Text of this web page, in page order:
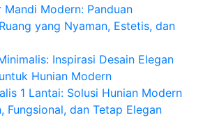
Mandi Modern: Panduan
yang Nyaman, Estetis, dan
Inspirasi Desain Elegan
Hunian Modern
1 Lantai: Solusi Hunian Modern
Fungsional, dan Tetap Elegan